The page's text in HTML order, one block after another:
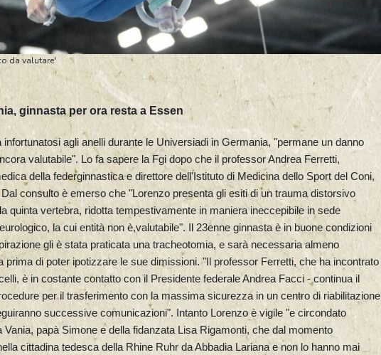
da valutare'
ginnasta per ora resta a Essen
agli anelli durante le Universiadi in Germania, "permane un danno
valutabile". Lo fa sapere la Fgi dopo che il professor Andrea Ferretti,
della federginnastica e direttore dell'Istituto di Medicina dello Sport del Coni,
consulto è emerso che "Lorenzo presenta gli esiti di un trauma distorsivo
quinta vertebra, ridotta tempestivamente in maniera ineccepibile in sede
la cui entità non è,valutabile". Il 23enne ginnasta è in buone condizioni
gli è stata praticata una tracheotomia, e sarà necessaria almeno
prima di poter ipotizzare le sue dimissioni. "Il professor Ferretti, che ha incontrato
è in costante contatto con il Presidente federale Andrea Facci - continua il
per il trasferimento con la massima sicurezza in un centro di riabilitazione
successive comunicazioni". Intanto Lorenzo è vigile "e circondato
papà Simone e della fidanzata Lisa Rigamonti, che dal momento
cittadina tedesca della Rhine Ruhr da Abbadia Lariana e non lo hanno mai